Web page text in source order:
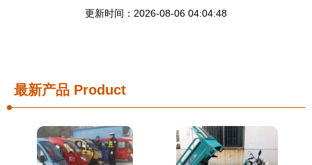
更新时间：2026-08-06 04:04:48
最新产品 Product